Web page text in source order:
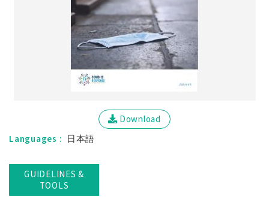
Download
Languages : 日本語
GUIDELINES &
TOOLS